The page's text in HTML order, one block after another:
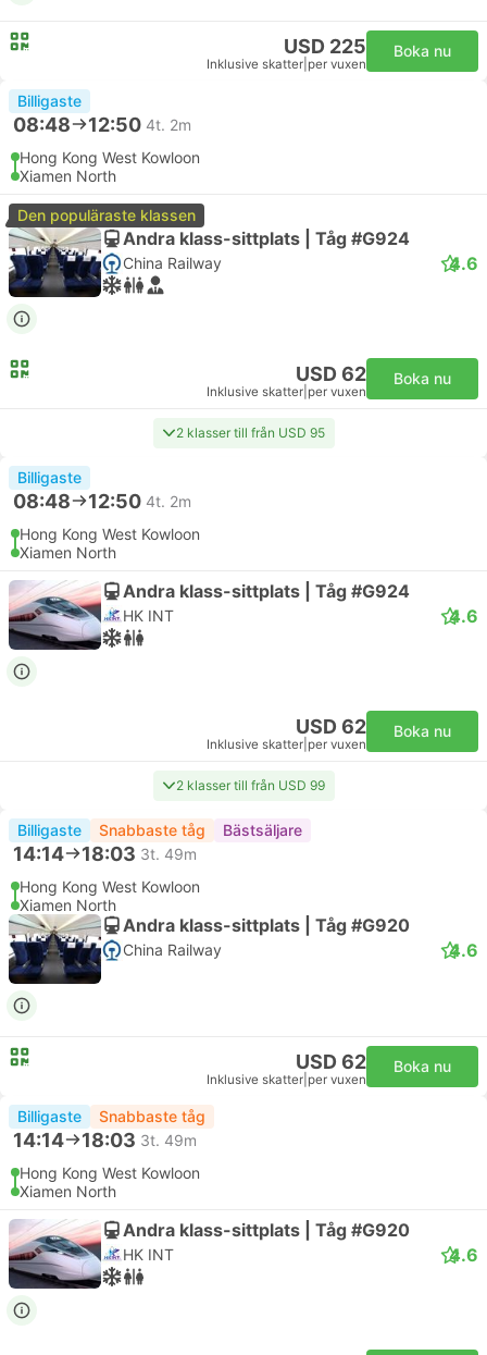
USD 225
Inklusive skatter per vuxen
Boka nu
Billigaste
08:48 12:50 4t. 2m
Hong Kong West Kowloon
Xiamen North
Den populäraste klassen
Andra klass-sittplats | Tåg #G924
China Railway 4.6
USD 62
Inklusive skatter per vuxen
Boka nu
2 klasser till från USD 95
Billigaste
08:48 12:50 4t. 2m
Hong Kong West Kowloon
Xiamen North
Andra klass-sittplats | Tåg #G924
HK INT 4.6
USD 62
Inklusive skatter per vuxen
Boka nu
2 klasser till från USD 99
Billigaste Snabbaste tåg Bästsäljare
14:14 18:03 3t. 49m
Hong Kong West Kowloon
Xiamen North
Andra klass-sittplats | Tåg #G920
China Railway 4.6
USD 62
Inklusive skatter per vuxen
Boka nu
Billigaste Snabbaste tåg
14:14 18:03 3t. 49m
Hong Kong West Kowloon
Xiamen North
Andra klass-sittplats | Tåg #G920
HK INT 4.6